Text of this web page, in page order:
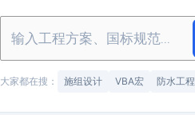
大家都在搜： 施组设计 VBA宏 防水工程